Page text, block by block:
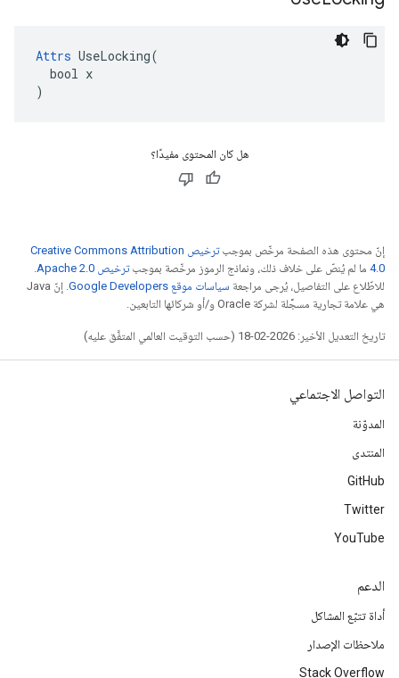
Attrs UseLocking(
  bool x
)
هل كان المحتوى مفيدًا؟
إنّ محتوى هذه الصفحة مرخّص بموجب
ترخيص Creative Commons Attribution
4.0‏ ما لم يُنصّ على خلاف ذلك، ونماذج الرموز مرخّصة بموجبترخيص Apache 2.0‏
.
للاطّلاع على التفاصيل، يُرجى مراجعة سياسات موقع Google Developers‏
. إنّ Java
هي علامة تجارية مسجَّلة لشركة Oracle و/أو شركائها التابعين.
تاريخ التعديل الأخير: 2026-02-18 (حسب التوقيت العالمي المتفَّق عليه)
التواصل الاجتماعي
المدوّنة
المنتدى
GitHub
Twitter
YouTube
الدعم
أداة تتبّع المشاكل
ملاحظات الإصدار
Stack Overflow